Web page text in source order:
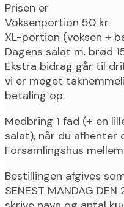
Prisen er
Voksenportion 50 kr.
XL-portion (voksen +
Dagens salat m. brød
Ekstra bidrag går til
vi er meget
betaling op.
Medbring 1 fad (+ en
salat), når du afhenter
Forsamlingshus mellem
Bestillingen afgives
SENEST MANDAG